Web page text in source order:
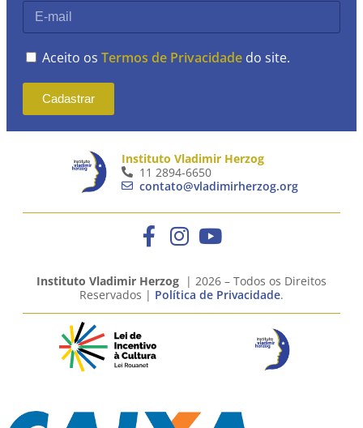
Aceito os Termos de Privacidade do site.
Cadastrar
Instituto Vladimir Herzog
11 2894-6650
contato@vladimirherzog.org
Instituto Vladimir Herzog | 2026 – Todos os Direitos
Reservados | Política de Privacidade.